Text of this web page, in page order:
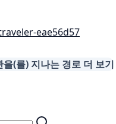
eae56d57
(를) 지나는 경로 더 보기